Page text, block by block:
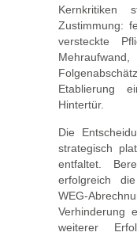
Kernkritiken
Zustimmung:
versteckte
Etablierung
Hintertür.
Die
strategisch
entfaltet.
erfolgreich
WEG-
Verhinderung
weiterer